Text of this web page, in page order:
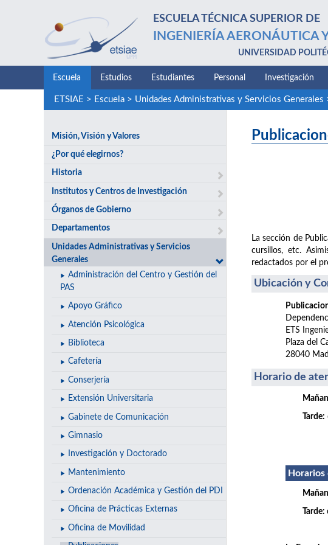
ESCUELA TÉCNICA SUPERIOR DE
INGENIERÍA AERONÁUTICA
UNIVERSIDAD
Escuela Estudios Estudiantes Personal Investigación
ETSIAE > Escuela> Unidades Administrativas y Servicios Generales
Misión, Visión y Valores
¿Por qué elegirnos?
Historia
Institutos y Centros de Investigación
Órganos de Gobierno
Departamentos
Unidades Administrativas y Servicios
Generales
Administración del Centro y Gestión del
PAS
Apoyo Gráfico
Atención Psicológica
Biblioteca
Cafetería
Conserjería
Extensión Universitaria
Gabinete de Comunicación
Gimnasio
Investigación y Doctorado
Mantenimiento
Ordenación Académica y Gestión del PDI
Oficina de Prácticas Externas
Oficina de Movilidad
La sección de
cursillos, etc.
redactados por el
Ubicación y
ETS
Plaza del
28040
Horario de
Tarde:
Tarde: